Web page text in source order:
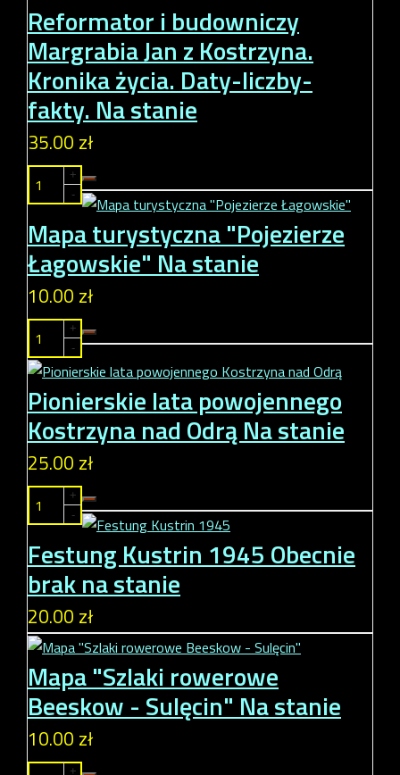
Reformator i budowniczy
Margrabia Jan z Kostrzyna.
Kronika życia. Daty-liczby-
fakty. Na stanie
35.00 zł
+
-
Mapa turystyczna "Pojezierze
Łagowskie" Na stanie
10.00 zł
+
-
Pionierskie lata powojennego
Kostrzyna nad OdrąNa stanie
25.00 zł
+
-
Festung Kustrin 1945 Obecnie
brak na stanie
20.00 zł
Mapa "Szlaki rowerowe
Beeskow - Sulęcin" Na stanie
10.00 zł
+